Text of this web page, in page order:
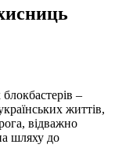
–
життів,
відважно
шляху до